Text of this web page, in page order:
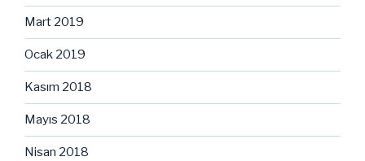
Mart 2019
Ocak 2019
Kasım 2018
Mayıs 2018
Nisan 2018